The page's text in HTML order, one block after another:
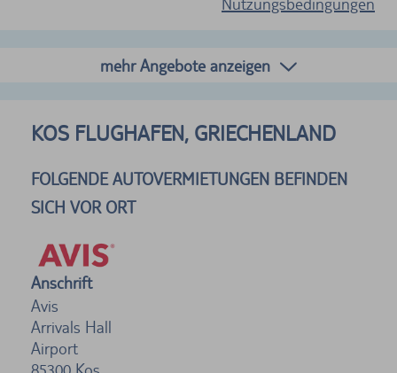
mehr Angebote anzeigen
KOS FLUGHAFEN, GRIECHENLAND
FOLGENDE AUTOVERMIETUNGEN BEFINDEN
SICH VOR ORT
Anschrift
Avis
Arrivals Hall
Airport
85300 Kos